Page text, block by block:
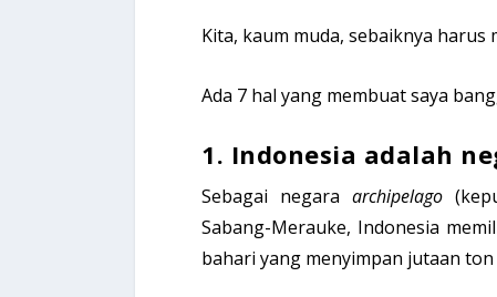
Kita, kaum muda, sebaiknya
Ada 7 hal yang membuat saya
1. Indonesia adalah
Sebagai negaraarchipelago
Sabang-Merauke, Indonesia
bahari yang menyimpan jutaan